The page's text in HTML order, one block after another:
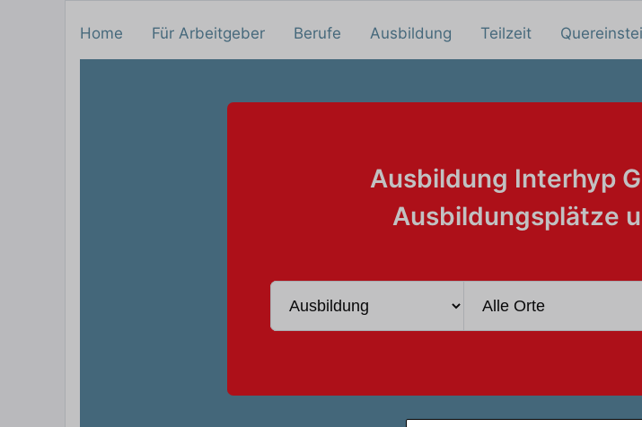
Home Für Arbeitgeber Berufe Ausbildung Teilzeit
Ausbildung Interhyp
Ausbildungsplätze